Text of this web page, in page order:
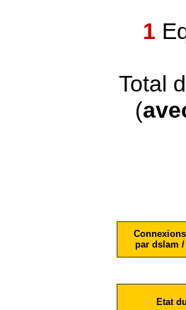
1
Total
(
par dslam
Etat